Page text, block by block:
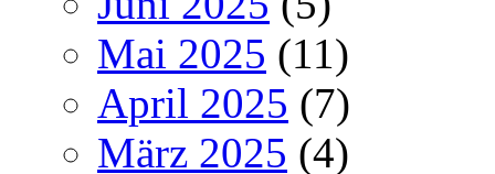
Mai 2025 (11)
April 2025 (7)
März 2025 (4)